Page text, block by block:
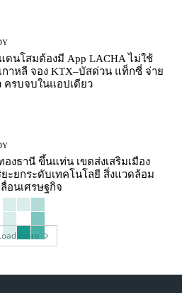
ดนโสมต้องมี App LACHA ไม่ใช้
กาหลี จอง KTX–บัสด่วน แท็กซี่ จ่าย
ครบจบในแอปเดียว
องธานี ขึ้นแท่น เขตส่งเสริมเมือง
ะยกระดับเทคโนโลยี สิ่งแวดล้อม
อนเศรษฐกิจ
more